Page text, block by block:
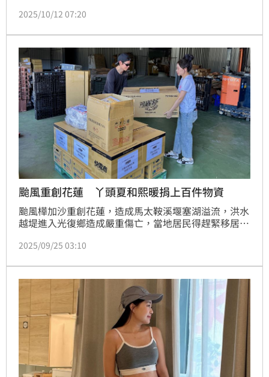
處世哲學：「從小媽媽教會我一件事，做人要真誠，不
心回報你』。在她身上我學到的，是一種溫和卻堅定的
力量。這也成為我做企業的根本，因為事業再大，歸根
結底還是人與人之間的信任。」
2025/10/12 07:20
颱風重創花蓮 丫頭夏和熙暖捐上百件物資
颱風樺加沙重創花蓮，造成馬太鞍溪堰塞湖溢流，洪水
越堤進入光復鄉造成嚴重傷亡，當地居民得趕緊移居到
資的協助，夏和熙對於公益向來不餘遺力，這次聽聞花
問物資需求與災情現況，接著他開始一一私訊好友們，
希望大家能一起加入這次花蓮救災應援，據了解，超過
30位演藝圈好友們響應力挺，展現公益大團結。蔡維歆
2025/09/25 03:10